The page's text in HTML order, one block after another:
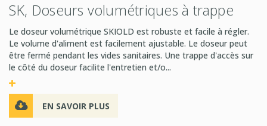
SK, Doseurs volumétriques à trappe
Le doseur volumétrique SKIOLD est robuste et facile à régler.
Le volume d'aliment est facilement ajustable. Le doseur peut
être fermé pendant les vides sanitaires. Une trappe d'accès sur
le côté du doseur facilite l'entretien et/o...
EN SAVOIR PLUS